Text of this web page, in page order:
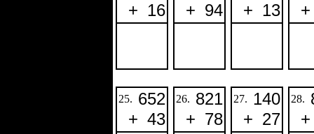
+ 16
+ 94
+ 13
+
25. 652
+ 43
26. 821
+ 78
27. 140
+ 27
28.
+